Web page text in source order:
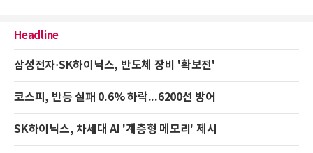
Headline
삼성전자·SK하이닉스, 반도체 장비 '확보전'
코스피, 반등 실패 0.6% 하락...6200선 방어
SK하이닉스, 차세대 AI '계층형 메모리' 제시